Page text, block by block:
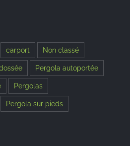
carport Non classé
Pergola autoportée
Pergolas
Pergola sur pieds